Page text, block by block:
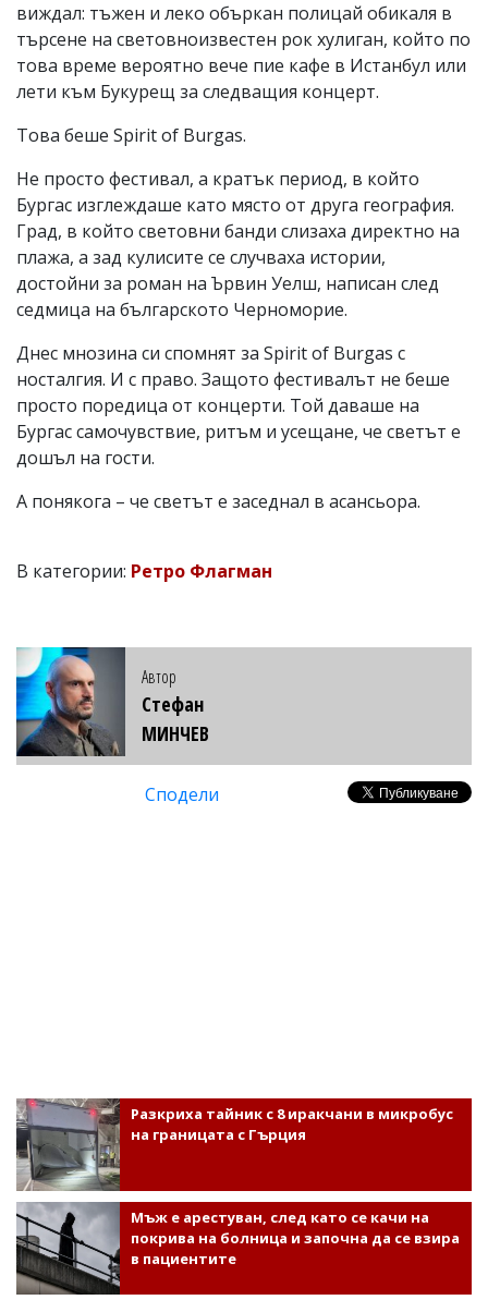
виждал: тъжен и леко объркан полицай обикаля в
търсене на световноизвестен рок хулиган, който по
това време вероятно вече пие кафе в Истанбул или
лети към Букурещ за следващия концерт.
Това беше Spirit of Burgas.
Не просто фестивал, а кратък период, в който
Бургас изглеждаше като място от друга география.
Град, в който световни банди слизаха директно на
плажа, а зад кулисите се случваха истории,
достойни за роман на Ървин Уелш, написан след
седмица на българското Черноморие.
Днес мнозина си спомнят за Spirit of Burgas с
носталгия. И с право. Защото фестивалът не беше
просто поредица от концерти. Той даваше на
Бургас самочувствие, ритъм и усещане, че светът е
дошъл на гости.
А понякога – че светът е заседнал в асансьора.
В категории: Ретро Флагман
Автор
Стефан
МИНЧЕВ
Сподели
Разкриха тайник с 8 иракчани в микробус
на границата с Гърция
Мъж е арестуван, след като се качи на
покрива на болница и започна да се взира
в пациентите